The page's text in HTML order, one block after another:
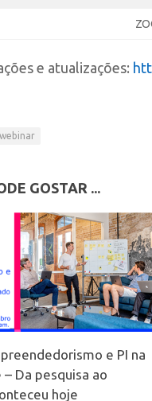
e atualizações:
webinar
GOSTAR ...
e PI na
Da pesquisa ao
hoje